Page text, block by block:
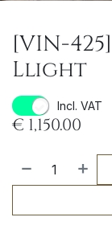
[VIN-
Llight
Incl. VAT
€ 1,150.00